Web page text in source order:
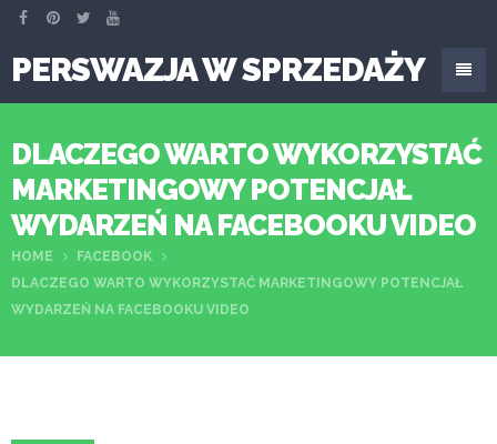
PERSWAZJA W SPRZEDAŻY
DLACZEGO WARTO WYKORZYSTAĆ
MARKETINGOWY POTENCJAŁ
WYDARZEŃ NA FACEBOOKU VIDEO
HOME
FACEBOOK
DLACZEGO WARTO WYKORZYSTAĆ MARKETINGOWY POTENCJAŁ
WYDARZEŃ NA FACEBOOKU VIDEO